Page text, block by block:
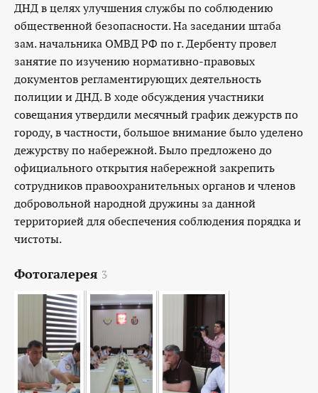
ДНД в целях улучшения службы по соблюдению
общественной безопасности. На заседании штаба
зам. начальника ОМВД РФ по г. Дербенту провел
занятие по изучению нормативно-правовых
документов регламентирующих деятельность
полиции и ДНД. В ходе обсуждения участники
совещания утвердили месячный график дежурств по
городу, в частности, большое внимание было уделено
дежурству по набережной. Было предложено до
официального открытия набережной закрепить
сотрудников правоохранительных органов и членов
добровольной народной дружины за данной
территорией для обеспечения соблюдения порядка и
чистоты.
Фотогалерея 3